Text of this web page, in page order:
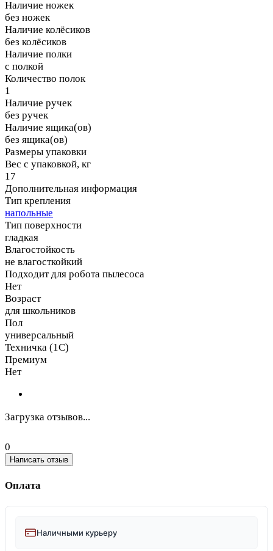
Наличие ножек
без ножек
Наличие колёсиков
без колёсиков
Наличие полки
с полкой
Количество полок
1
Наличие ручек
без ручек
Наличие ящика(ов)
без ящика(ов)
Размеры упаковки
Вес с упаковкой, кг
17
Дополнительная информация
Тип крепления
напольные
Тип поверхности
гладкая
Влагостойкость
не влагосткойкий
Подходит для робота пылесоса
Нет
Возраст
для школьников
Пол
универсальный
Техничка (1С)
Премиум
Нет
Загрузка отзывов...
0
Написать отзыв
Оплата
Наличными курьеру